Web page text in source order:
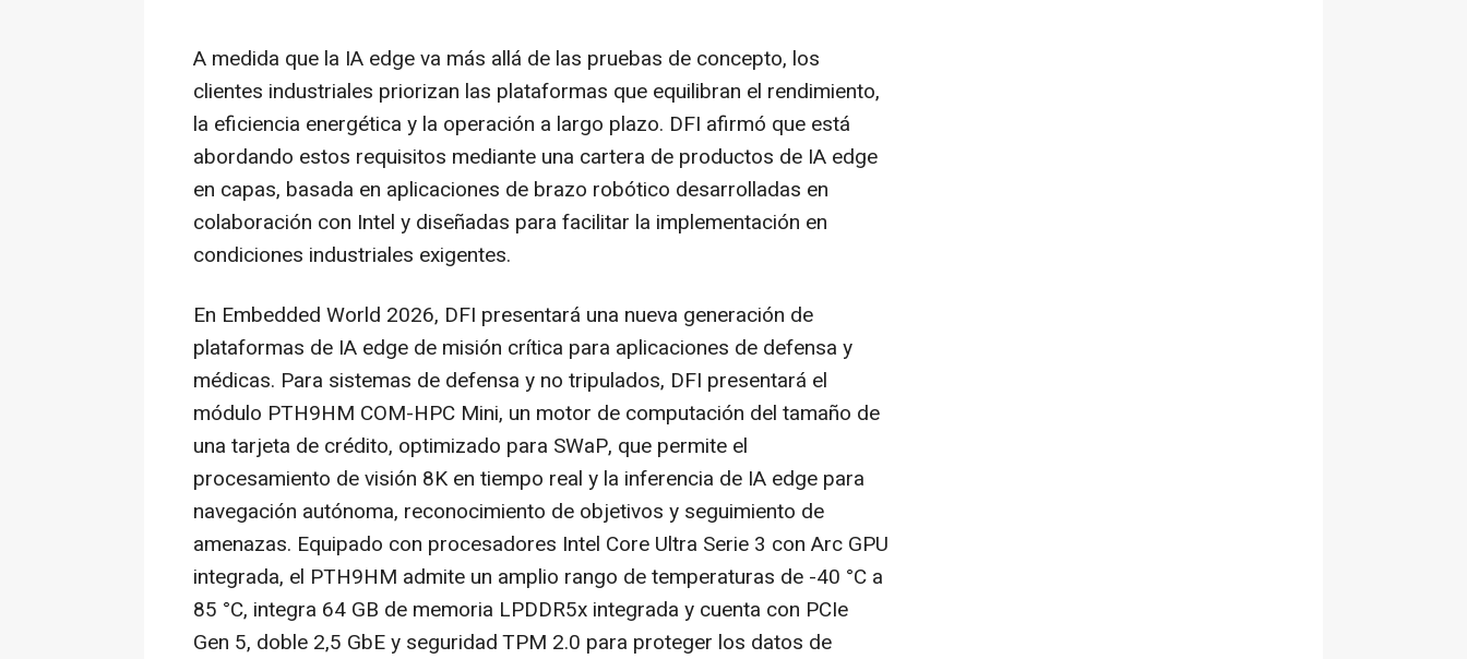
A medida que la IA edge va más allá de las pruebas de concepto, los
clientes industriales priorizan las plataformas que equilibran el rendimiento,
la eficiencia energética y la operación a largo plazo. DFI afirmó que está
abordando estos requisitos mediante una cartera de productos de IA edge
en capas, basada en aplicaciones de brazo robótico desarrolladas en
colaboración con Intel y diseñadas para facilitar la implementación en
condiciones industriales exigentes.
En Embedded World 2026, DFI presentará una nueva generación de
plataformas de IA edge de misión crítica para aplicaciones de defensa y
médicas. Para sistemas de defensa y no tripulados, DFI presentará el
módulo PTH9HM COM-HPC Mini, un motor de computación del tamaño de
una tarjeta de crédito, optimizado para SWaP, que permite el
procesamiento de visión 8K en tiempo real y la inferencia de IA edge para
navegación autónoma, reconocimiento de objetivos y seguimiento de
amenazas. Equipado con procesadores Intel Core Ultra Serie 3 con Arc GPU
integrada, el PTH9HM admite un amplio rango de temperaturas de -40 °C a
85 °C, integra 64 GB de memoria LPDDR5x integrada y cuenta con PCIe
Gen 5, doble 2,5 GbE y seguridad TPM 2.0 para proteger los datos de